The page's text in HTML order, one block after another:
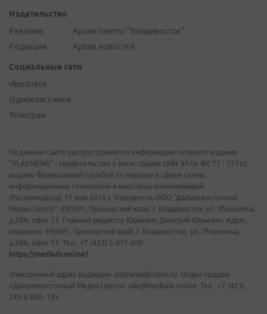
Издательство
Реклама
Редакция
Архив газеты "Владивосток"
Архив новостей
Социальные сети
vkontakte
Одноклассники
Телеграм
На данном сайте распространяется информация сетевого издания
"VLADNEWS" - свидетельство о регистрации СМИ ЭЛ № ФС 77 - 72742,
выдано Федеральной службой по надзору в сфере связи,
информационных технологий и массовых коммуникаций
(Роскомнадзор) 17 мая 2018 г. Учредитель ООО "Дальневосточный
Медиа Центр". 690091, Приморский край, г. Владивосток, ул. Уборевича,
д.20А, офис 13. Главный редактор Юркевич Дмитрий Юрьевич. Адрес
редакции: 690091, Приморский край, г. Владивосток, ул. Уборевича,
д.20А, офис 13. Тел.: +7 (423) 2-415-600.
https://mediadv.online/
Электронный адрес редакции: vladnews@inbox.ru. Отдел продаж
«Дальневосточный Медиа Центр» sale@mediadv.online. Тел.: +7 (423)
249-8-800. 18+